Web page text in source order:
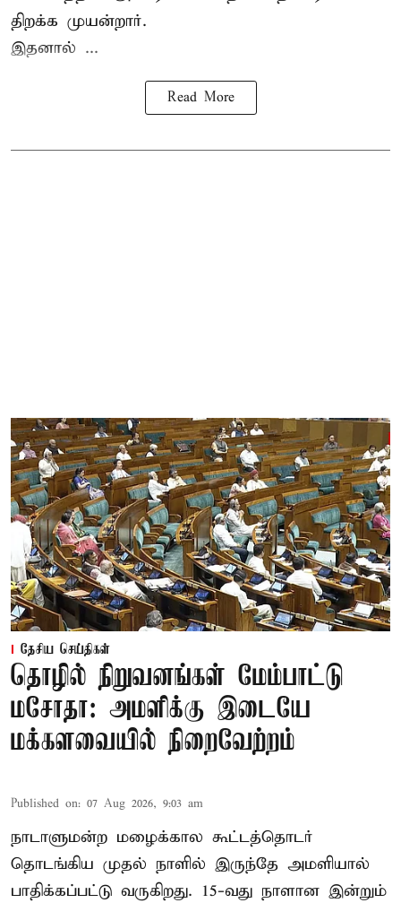
திறக்க முயன்றார்.
இதனால் ...
Read More
தேசிய செய்திகள்
தொழில் நிறுவனங்கள் மேம்பாட்டு
மசோதா: அமளிக்கு இடையே
மக்களவையில் நிறைவேற்றம்
Published on: 07 Aug 2026, 9:03 am
நாடாளுமன்ற மழைக்கால கூட்டத்தொடர்
தொடங்கிய முதல் நாளில் இருந்தே அமளியால்
பாதிக்கப்பட்டு வருகிறது. 15-வது நாளான இன்றும்